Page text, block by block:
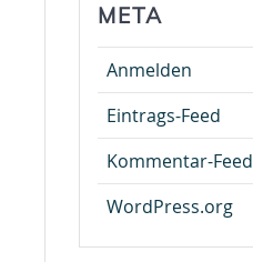
META
Anmelden
Eintrags-Feed
Kommentar-Feed
WordPress.org